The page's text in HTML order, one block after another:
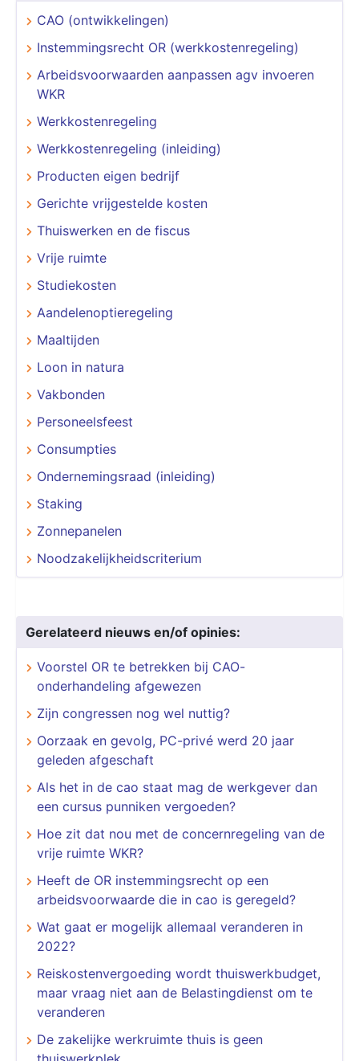
CAO (ontwikkelingen)
Instemmingsrecht OR (werkkostenregeling)
Arbeidsvoorwaarden aanpassen agv invoeren
WKR
Werkkostenregeling
Werkkostenregeling (inleiding)
Producten eigen bedrijf
Gerichte vrijgestelde kosten
Thuiswerken en de fiscus
Vrije ruimte
Studiekosten
Aandelenoptieregeling
Maaltijden
Loon in natura
Vakbonden
Personeelsfeest
Consumpties
Ondernemingsraad (inleiding)
Staking
Zonnepanelen
Noodzakelijkheidscriterium
Gerelateerd nieuws en/of opinies:
Voorstel OR te betrekken bij CAO-
onderhandeling afgewezen
Zijn congressen nog wel nuttig?
Oorzaak en gevolg, PC-privé werd 20 jaar
geleden afgeschaft
Als het in de cao staat mag de werkgever dan
een cursus punniken vergoeden?
Hoe zit dat nou met de concernregeling van de
vrije ruimte WKR?
Heeft de OR instemmingsrecht op een
arbeidsvoorwaarde die in cao is geregeld?
Wat gaat er mogelijk allemaal veranderen in
2022?
Reiskostenvergoeding wordt thuiswerkbudget,
maar vraag niet aan de Belastingdienst om te
veranderen
De zakelijke werkruimte thuis is geen